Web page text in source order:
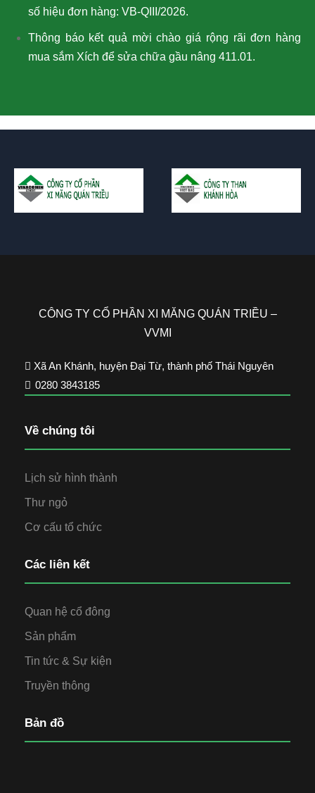
số hiệu đơn hàng: VB-QIII/2026.
Thông báo kết quả mời chào giá rộng rãi đơn hàng
mua sắm Xích để sửa chữa gầu nâng 411.01.
CÔNG TY CỔ PHẦN XI MĂNG QUÁN TRIỀU –
VVMI
Xã An Khánh, huyện Đại Từ, thành phố Thái Nguyên
0280 3843185
Về chúng tôi
Lịch sử hình thành
Thư ngỏ
Cơ cấu tổ chức
Các liên kết
Quan hệ cổ đông
Sản phẩm
Tin tức & Sự kiện
Truyền thông
Bản đồ